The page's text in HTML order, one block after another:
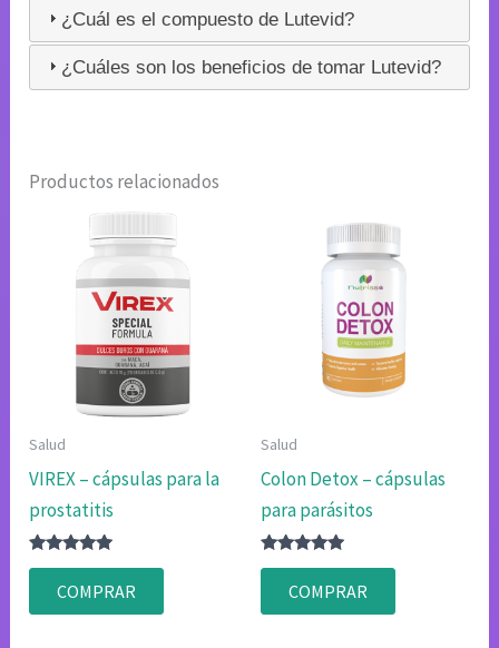
¿Cuál es el compuesto de Lutevid?
¿Cuáles son los beneficios de tomar Lutevid?
Productos relacionados
Salud
VIREX – cápsulas para la
prostatitis
Valorado
4.75
de 5
COMPRAR
Salud
Colon Detox – cápsulas
para parásitos
Valorado
4.75
de 5
COMPRAR